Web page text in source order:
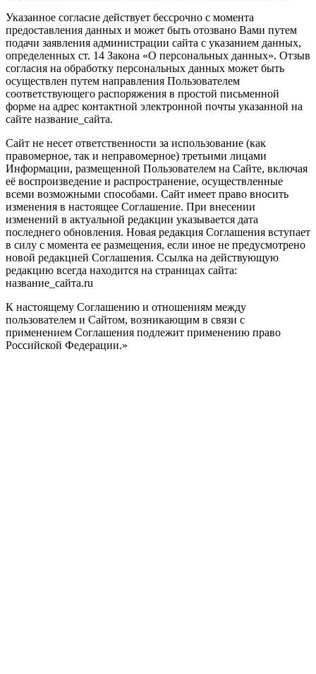
Указанное согласие действует бессрочно с момента
предоставления данных и может быть отозвано Вами путем
подачи заявления администрации сайта с указанием данных,
определенных ст. 14 Закона «О персональных данных». Отзыв
согласия на обработку персональных данных может быть
осуществлен путем направления Пользователем
соответствующего распоряжения в простой письменной
форме на адрес контактной электронной почты указанной на
сайте название_сайта.
Сайт не несет ответственности за использование (как
правомерное, так и неправомерное) третьими лицами
Информации, размещенной Пользователем на Сайте, включая
её воспроизведение и распространение, осуществленные
всеми возможными способами. Сайт имеет право вносить
изменения в настоящее Соглашение. При внесении
изменений в актуальной редакции указывается дата
последнего обновления. Новая редакция Соглашения вступает
в силу с момента ее размещения, если иное не предусмотрено
новой редакцией Соглашения. Ссылка на действующую
редакцию всегда находится на страницах сайта:
название_сайта.ru
К настоящему Соглашению и отношениям между
пользователем и Сайтом, возникающим в связи с
применением Соглашения подлежит применению право
Российской Федерации.»